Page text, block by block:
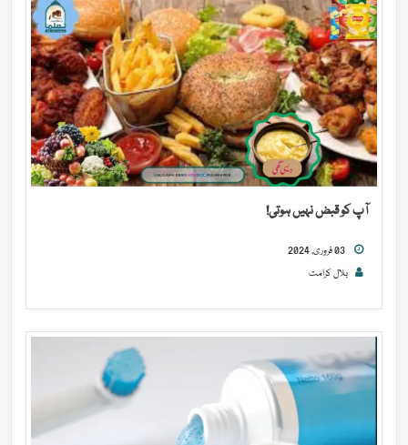
آپ کو قبض نہیں ہوتی!
بلال کرامت